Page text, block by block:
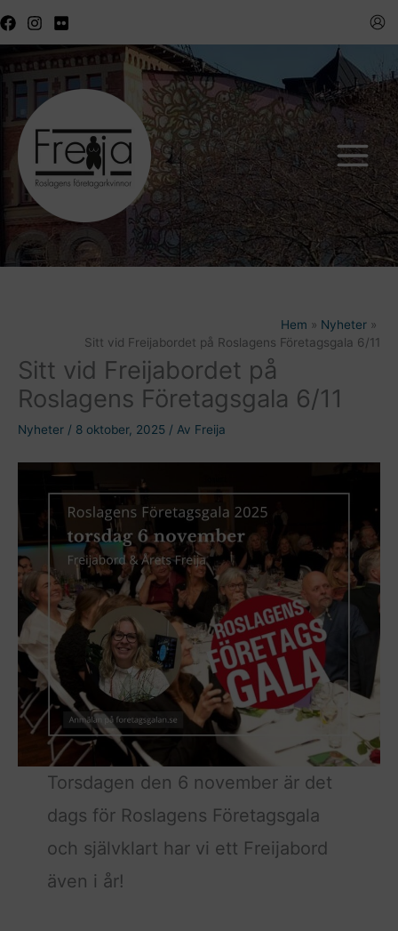
till
Hem
Nyheter
Sitt vid Freijabordet på Roslagens Företagsgala 6/11
Sitt vid Freijabordet på
Roslagens Företagsgala 6/11
Nyheter / 8 oktober, 2025 / Av Freija
Torsdagen den 6 november är det
dags för Roslagens Företagsgala
och självklart har vi ett Freijabord
även i år!